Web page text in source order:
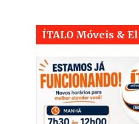
ÍTALO Móveis &